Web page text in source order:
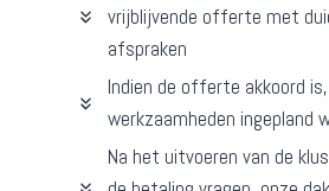
vrijblijvende offerte met
afspraken
Indien de offerte akkoord
werkzaamheden ingepland
Na het uitvoeren van de